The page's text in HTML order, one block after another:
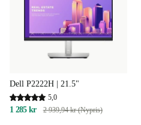
Dell P2222H | 21.5"
5,0
1 285 kr 2 939,94 kr (Nypris)